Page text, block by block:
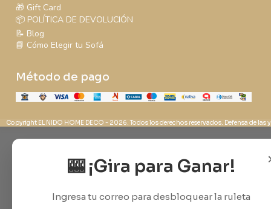
🎁 Gift Card
📦 POLÍTICA DE DEVOLUCIÓN
📝 Blog
📘 Cómo Elegir tu Sofá
Método de pago
Copyright EL NIDO HOME DECO - 2026. Todos los derechos reservados. Defensa de
🎰 ¡Gira para Ganar!
Ingresa tu correo para desbloquear la ruleta